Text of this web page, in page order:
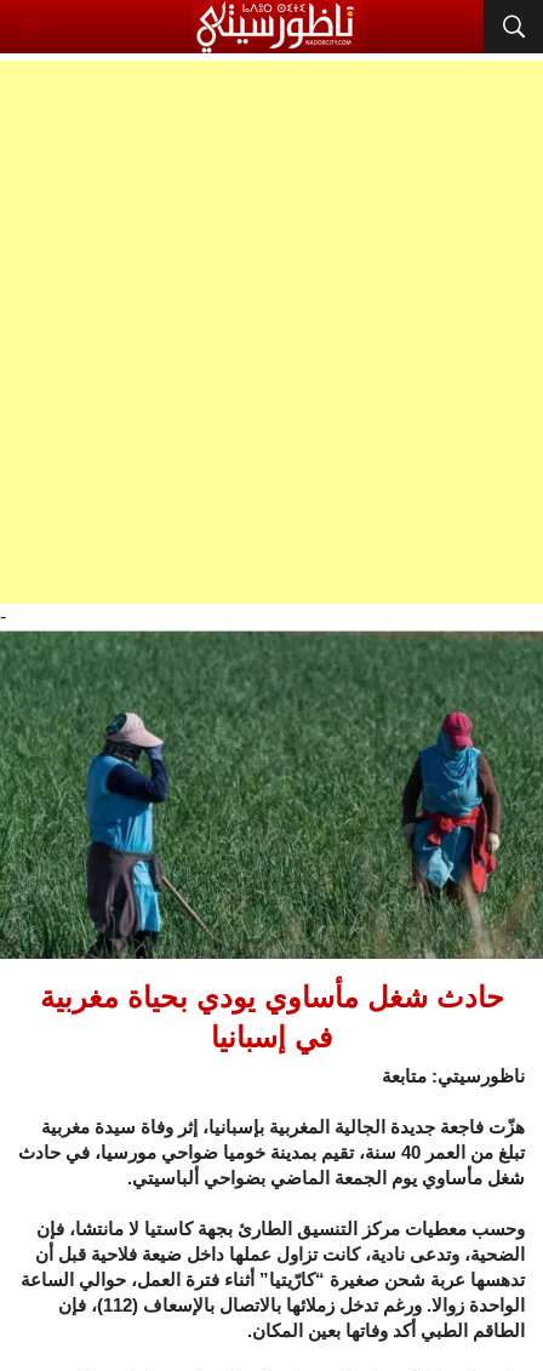
-
حادث شغل مأساوي يودي بحياة مغربية
في إسبانيا
ناظورسيتي: متابعة
هزّت فاجعة جديدة الجالية المغربية بإسبانيا، إثر وفاة سيدة مغربية
تبلغ من العمر 40 سنة، تقيم بمدينة خوميا ضواحي مورسيا، في حادث
شغل مأساوي يوم الجمعة الماضي بضواحي ألباسيتي.
وحسب معطيات مركز التنسيق الطارئ بجهة كاستيا لا مانتشا، فإن
الضحية، وتدعى نادية، كانت تزاول عملها داخل ضيعة فلاحية قبل أن
تدهسها عربة شحن صغيرة “كارّيتيا” أثناء فترة العمل، حوالي الساعة
الواحدة زوالا. ورغم تدخل زملائها بالاتصال بالإسعاف (112)، فإن
الطاقم الطبي أكد وفاتها بعين المكان.